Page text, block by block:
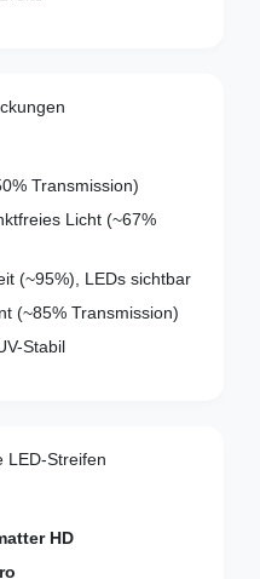
Transmission)
Licht (~67%
(~95%), LEDs sichtbar
(~85% Transmission)
Stabil
LED-Streifen
HD